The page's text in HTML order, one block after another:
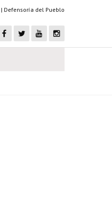
| Defensoría del Pueblo